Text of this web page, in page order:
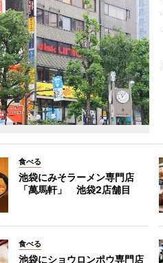
食べる
池袋にみそラーメン専門店
「萬馬軒」 池袋2店舗目
食べる
池袋にショウロンポウ専門店